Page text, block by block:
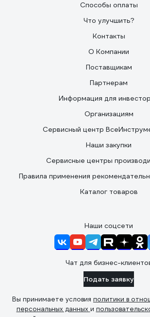
Способы оплаты
Что улучшить?
Контакты
О Компании
Поставщикам
Партнерам
Информация для
Организациям
Сервисный центр
Наши закупки
Сервисные центры
Правила применения
Каталог товаров
Наши соцсети
Чат для бизнес-
Подать заявку
Вы принимаете условия политики в
персональных данных и